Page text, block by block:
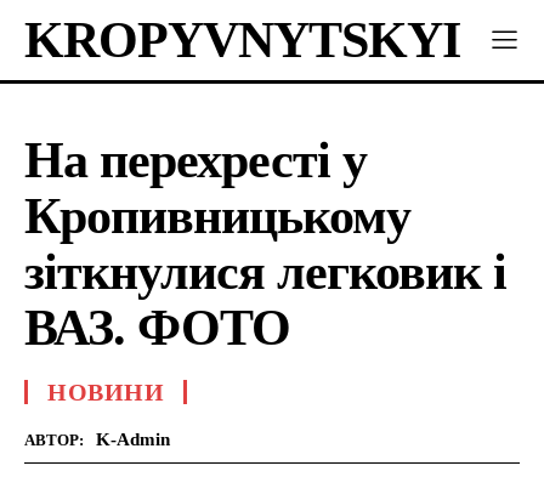
KROPYVNYTSKYI
На перехресті у
Кропивницькому
зіткнулися легковик і
ВАЗ. ФОТО
НОВИНИ
АВТОР: K-Admin